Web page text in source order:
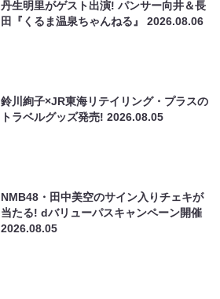
丹生明里がゲスト出演! パンサー向井＆長
田『くるま温泉ちゃんねる』2026.08.06
鈴川絢子×JR東海リテイリング・プラスの
トラベルグッズ発売!2026.08.05
NMB48・田中美空のサイン入りチェキが
当たる! dバリューパスキャンペーン開催
2026.08.05